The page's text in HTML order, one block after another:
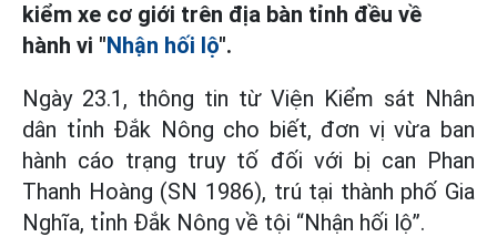
kiểm xe cơ giới trên địa bàn tỉnh đều về
hành vi "Nhận hối lộ".
Ngày 23.1, thông tin từ Viện Kiểm sát Nhân
dân tỉnh Đắk Nông cho biết, đơn vị vừa ban
hành cáo trạng truy tố đối với bị can Phan
Thanh Hoàng (SN 1986), trú tại thành phố Gia
Nghĩa, tỉnh Đắk Nông về tội “Nhận hối lộ”.